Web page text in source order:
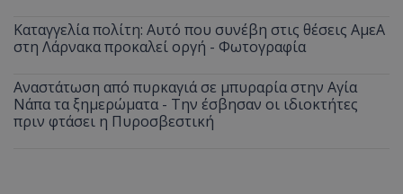
Καταγγελία πολίτη: Αυτό που συνέβη στις θέσεις ΑμεΑ
στη Λάρνακα προκαλεί οργή - Φωτογραφία
Αναστάτωση από πυρκαγιά σε μπυραρία στην Αγία
Νάπα τα ξημερώματα - Την έσβησαν οι ιδιοκτήτες
πριν φτάσει η Πυροσβεστική